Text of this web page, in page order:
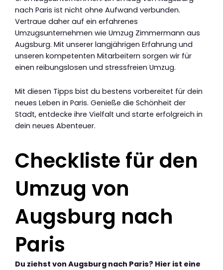
nach Paris ist nicht ohne Aufwand verbunden.
Vertraue daher auf ein erfahrenes
Umzugsunternehmen wie Umzug Zimmermann aus
Augsburg. Mit unserer langjährigen Erfahrung und
unseren kompetenten Mitarbeitern sorgen wir für
einen reibungslosen und stressfreien Umzug.
Mit diesen Tipps bist du bestens vorbereitet für dein
neues Leben in Paris. Genieße die Schönheit der
Stadt, entdecke ihre Vielfalt und starte erfolgreich in
dein neues Abenteuer.
Checkliste für den
Umzug von
Augsburg nach
Paris
Du ziehst von Augsburg nach Paris? Hier ist eine